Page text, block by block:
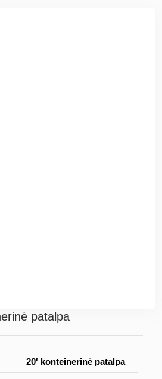
patalpa
20' konteinerinė patalpa